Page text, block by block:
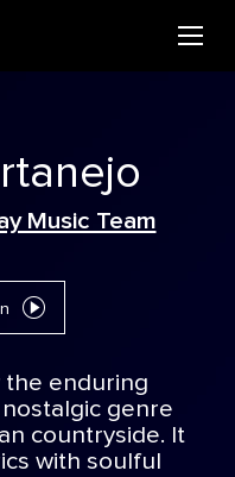
Music Team
the enduring
genre
countryside. It
with soulful